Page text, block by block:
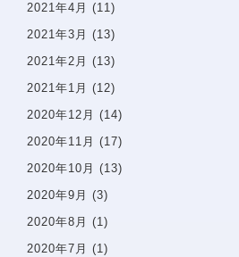
2021年4月 (11)
2021年3月 (13)
2021年2月 (13)
2021年1月 (12)
2020年12月 (14)
2020年11月 (17)
2020年10月 (13)
2020年9月 (3)
2020年8月 (1)
2020年7月 (1)